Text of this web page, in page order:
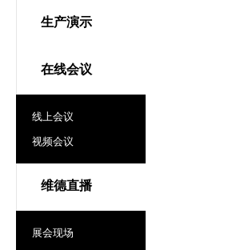
生产演示
在线会议
线上会议
视频会议
维德直播
展会现场